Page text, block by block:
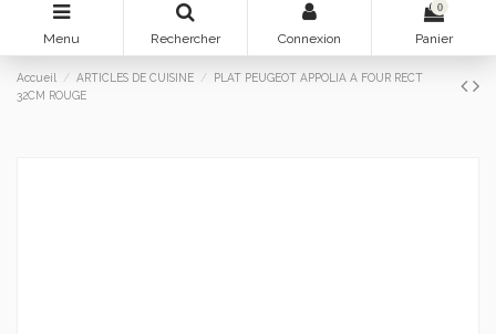
Menu Rechercher Connexion
0
Panier
Accueil ARTICLES DE CUISINE
PLAT PEUGEOT APPOLIA A FOUR RECT
32CM ROUGE